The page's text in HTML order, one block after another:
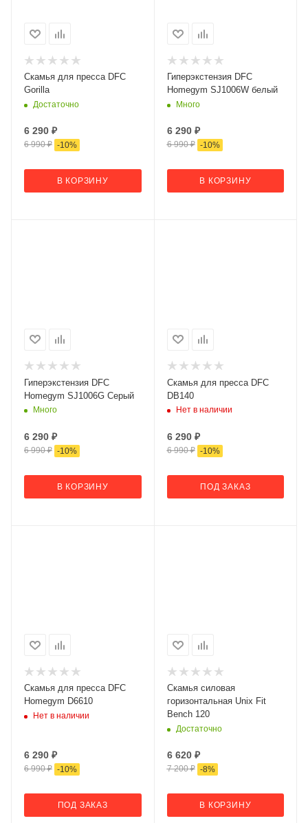
Скамья для пресса DFC
Gorilla
Достаточно
6 290 ₽
6 990₽ -10%
В КОРЗИНУ
Гиперэкстензия DFC
Homegym SJ1006W белый
Много
6 290₽
6 990₽ -10%
В КОРЗИНУ
Гиперэкстензия DFC
Homegym SJ1006G Серый
Много
6 290 ₽
6 990₽ -10%
В КОРЗИНУ
Скамья для пресса DFC
DB140
Нет в наличии
6 290₽
6 990₽ -10%
ПОД ЗАКАЗ
Скамья для пресса DFC
Homegym D6610
Нет в наличии
6 290 ₽
6 990₽ -10%
ПОД ЗАКАЗ
Скамья силовая
горизонтальная Unix Fit
Bench 120
Достаточно
6 620₽
7 200₽ -8%
В КОРЗИНУ